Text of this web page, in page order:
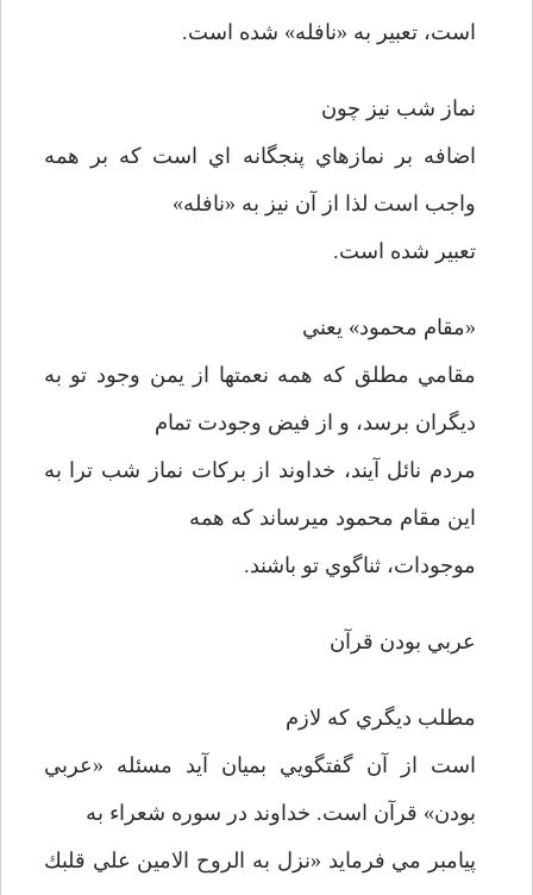
است، تعبير به «نافله» شده است.
نماز شب نيز چون
اضافه بر نمازهاي پنجگانه اي است كه بر همه
واجب است لذا از آن نيز به «نافله»
تعبير شده است.
«مقام محمود» يعني
مقامي مطلق كه همه نعمتها از يمن وجود تو به
ديگران برسد، و از فيض وجودت تمام
مردم نائل آيند، خداوند از بركات نماز شب ترا به
اين مقام محمود ميرساند كه همه
موجودات، ثناگوي تو باشند.
عربي بودن قرآن
مطلب ديگري كه لازم
است از آن گفتگويي بميان آيد مسئله «عربي
بودن» قرآن است. خداوند در سوره شعراء به
پيامبر مي فرمايد «نزل به الروح الامين علي قلبك